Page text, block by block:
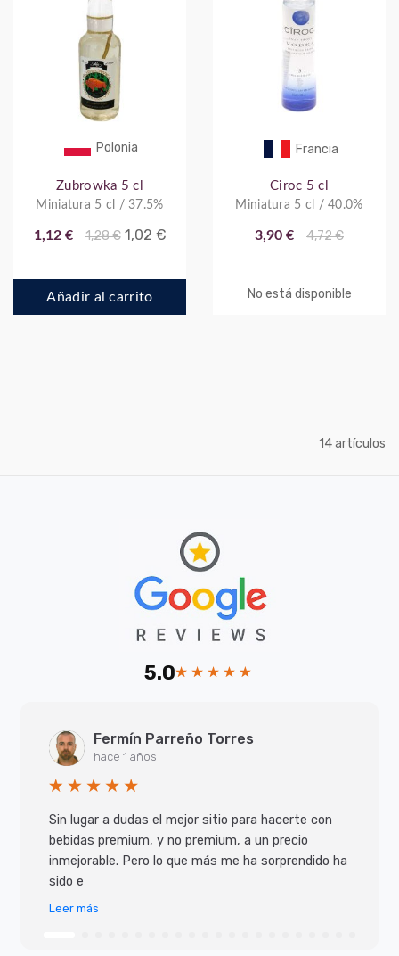
Polonia
Zubrowka 5 cl
Miniatura 5 cl / 37.5%
1,12 € 1,28 € 1,02 €
Añadir al carrito
Francia
Ciroc 5 cl
Miniatura 5 cl / 40.0%
3,90 € 4,72 €
No está disponible
14artículos
5.0
Fermín Parreño Torres
hace 1 años
Sin lugar a dudas el mejor sitio para hacerte con
bebidas premium, y no premium, a un precio
inmejorable. Pero lo que más me ha sorprendido ha
sido e
Leer más